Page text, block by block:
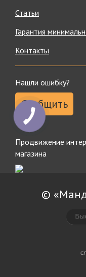
Статьи
Гарантия
Контакты
Нашли ошибку?
Сообщить
Продвижение
магазина
©